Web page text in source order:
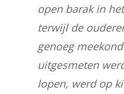
open barak in
terwijl de
genoeg
uitgesmeten
lopen, werd op